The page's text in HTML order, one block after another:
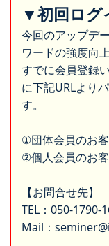
▼初回ログ
今回のアップデ
ワードの強度向
すでに会員登録
に下記URLより
す。
①団体会員のお
②個人会員のお
【お問合せ先】
TEL：050-1790-
Mail：